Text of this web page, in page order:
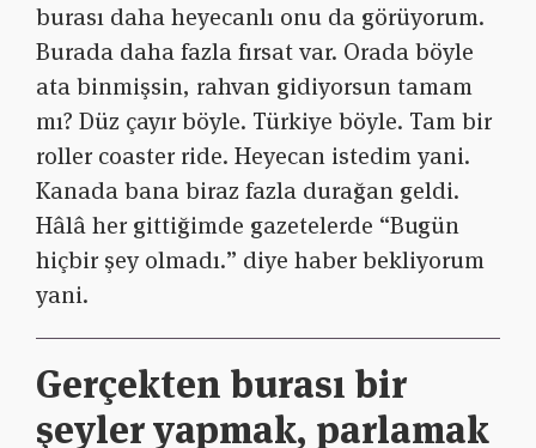
burası daha heyecanlı onu da görüyorum.
Burada daha fazla fırsat var. Orada böyle
ata binmişsin, rahvan gidiyorsun tamam
mı? Düz çayır böyle. Türkiye böyle. Tam bir
roller coaster ride. Heyecan istedim yani.
Kanada bana biraz fazla durağan geldi.
Hâlâ her gittiğimde gazetelerde “Bugün
hiçbir şey olmadı.” diye haber bekliyorum
yani.
Gerçekten burası bir
şeyler yapmak, parlamak